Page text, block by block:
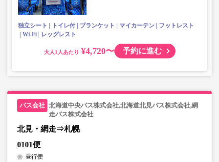
独立シート トイレ付 ブランケット マイカーテン
フットレスト
Wi-Fi
レッグレスト
大人 ¥4,720〜 予約に進む
北海道中央バス株式会社,北海道北見バス株式会社,網
走バス株式会社
北見・網走⇒札幌
0101便
昼行便